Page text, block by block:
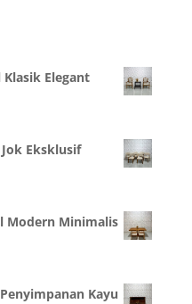
Klasik Elegant
Eksklusif
Modern Minimalis
Kayu